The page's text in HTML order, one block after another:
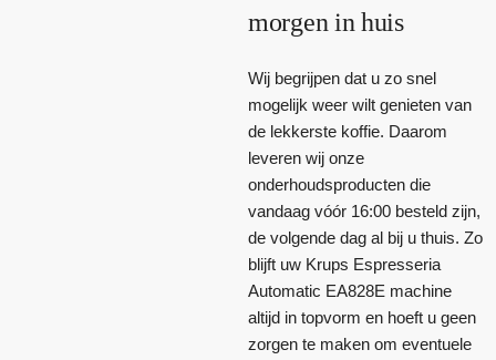
morgen in huis
Wij begrijpen dat u zo snel
mogelijk weer wilt genieten van
de lekkerste koffie. Daarom
leveren wij onze
onderhoudsproducten die
vandaag vóór 16:00 besteld zijn,
de volgende dag al bij u thuis. Zo
blijft uw Krups Espresseria
Automatic EA828E machine
altijd in topvorm en hoeft u geen
zorgen te maken om eventuele